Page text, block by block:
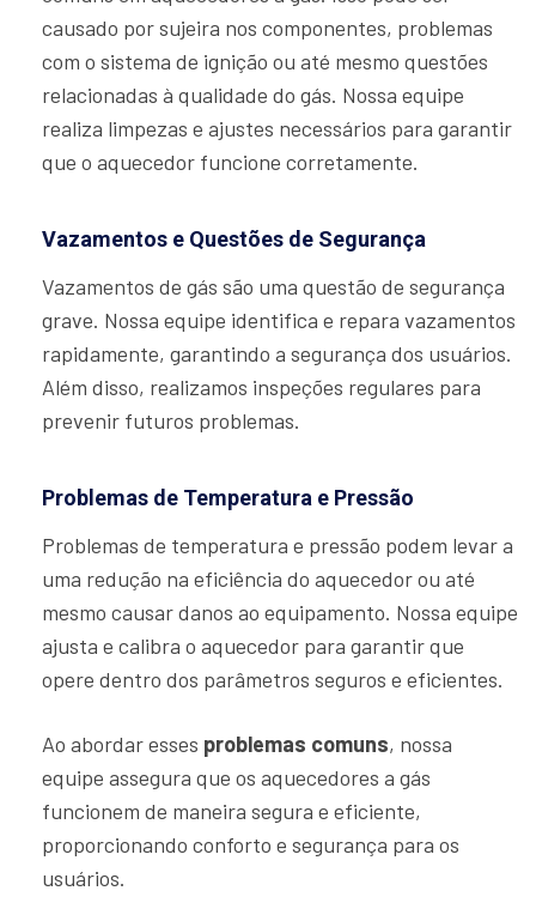
causado por sujeira nos componentes, problemas
com o sistema de ignição ou até mesmo questões
relacionadas à qualidade do gás. Nossa equipe
realiza limpezas e ajustes necessários para garantir
que o aquecedor funcione corretamente.
Vazamentos e Questões de Segurança
Vazamentos de gás são uma questão de segurança
grave. Nossa equipe identifica e repara vazamentos
rapidamente, garantindo a segurança dos usuários.
Além disso, realizamos inspeções regulares para
prevenir futuros problemas.
Problemas de Temperatura e Pressão
Problemas de temperatura e pressão podem levar a
uma redução na eficiência do aquecedor ou até
mesmo causar danos ao equipamento. Nossa equipe
ajusta e calibra o aquecedor para garantir que
opere dentro dos parâmetros seguros e eficientes.
Ao abordar esses problemas comuns, nossa
equipe assegura que os aquecedores a gás
funcionem de maneira segura e eficiente,
proporcionando conforto e segurança para os
usuários.